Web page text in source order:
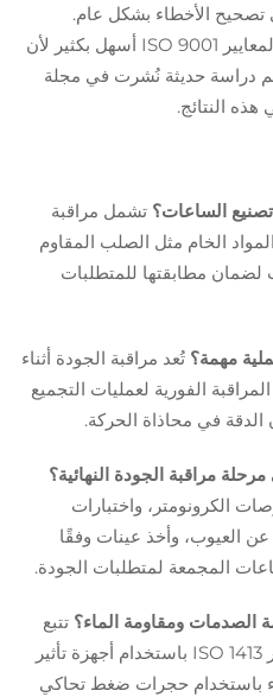
تصحيح الأخطاء بشكل عام.
بالإضافة إلى ذلك، أصبح الامتثال لمعايير ISO 9001 أسهل بكثير لأن
دراسة حديثة نُشرت في مجلة
هذه النتائج.
الساعات؟ تشمل مراقبة
الخام مثل الصلب المقاوم
لضمان مطابقتها للمتطلبات
مهمة؟ تُعد مراقبة الجودة أثناء
المراقبة الفورية لعمليات التجميع
الدقة في محاذاة الحركة.
مراقبة الجودة النهائية؟
الكرونومتر، واختبارات
عن العيوب، وأخذ عينات وفقًا
الصدمات ومقاومة الماء؟ تتبع
اختبارات مقاومة الصدمات المعيار ISO 1413 باستخدام أجهزة تأثير
باستخدام حجرات ضغط تحاكي